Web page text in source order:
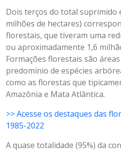
Dois terços do total suprimido
milhões de hectares)
florestais, que tiveram uma
ou aproximadamente 1,6
Formações florestais são
predomínio de espécies
como as florestas que
Amazônia e Mata Atlântica.
>> Acesse os destaques das
1985-2022
A quase totalidade (95%) da